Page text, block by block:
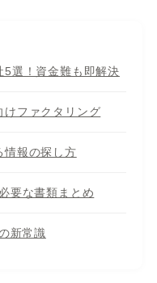
5選！資金難も即解決
けファクタリング
情報の探し方
要な書類まとめ
新常識